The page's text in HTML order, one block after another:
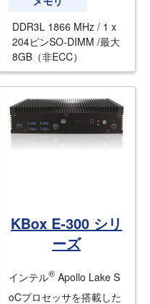
DDR3L 1866 MHz / 1 x
204ピンSO-DIMM /最大
8GB（非ECC）
KBox E-300 シリ
ーズ
インテル® Apollo Lake S
oCプロセッサを搭載した